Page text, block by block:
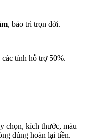
, bảo trì trọn đời.
tỉnh hỗ trợ 50%.
chọn, kích thước, màu
đúng hoàn lại tiền.